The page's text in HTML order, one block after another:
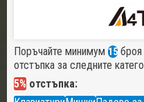
Поръчайте минимум 15 броя
отстъпка за следните
5% отстъпка: